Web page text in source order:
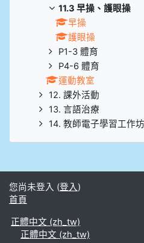
11.3 早操、護眼操
早操
護眼操
P1-3 體育
P4-6 體育
運動教室
12. 課外活動
13. 言語治療
14. 教師電子學習工作坊
您尚未登入 (登入)
首頁
正體中文 ‎(zh_tw)‎
正體中文 ‎(zh_tw)‎